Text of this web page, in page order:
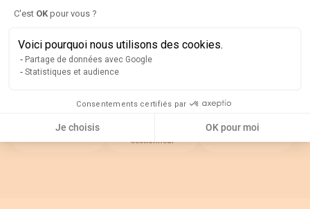
C'est OK pour vous ?
Voici pourquoi nous utilisons des cookies.
Partage de données avec Google
Statistiques et audience
Consentements certifiés par
Je choisis OK pour moi
Rappel
sectionneur
Poignées et axes